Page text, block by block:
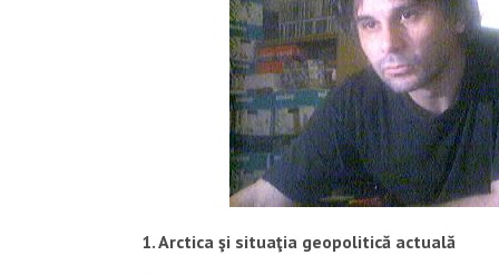
1. Arctica şi situaţia geopolitică actuală